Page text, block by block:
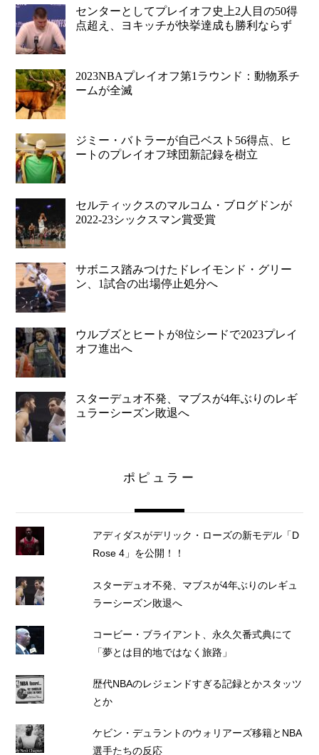
センターとしてプレイオフ史上2人目の50得
点超え、ヨキッチが快挙達成も勝利ならず
2023NBAプレイオフ第1ラウンド：動物系チ
ームが全滅
ジミー・バトラーが自己ベスト56得点、ヒ
ートのプレイオフ球団新記録を樹立
セルティックスのマルコム・ブログドンが
2022-23シックスマン賞受賞
サボニス踏みつけたドレイモンド・グリー
ン、1試合の出場停止処分へ
ウルブズとヒートが8位シードで2023プレイ
オフ進出へ
スターデュオ不発、マブスが4年ぶりのレギ
ュラーシーズン敗退へ
ポピュラー
アディダスがデリック・ローズの新モデル「D
Rose 4」を公開！！
スターデュオ不発、マブスが4年ぶりのレギュ
ラーシーズン敗退へ
コービー・ブライアント、永久欠番式典にて
「夢とは目的地ではなく旅路」
歴代NBAのレジェンドすぎる記録とかスタッツ
とか
ケビン・デュラントのウォリアーズ移籍とNBA
選手たちの反応